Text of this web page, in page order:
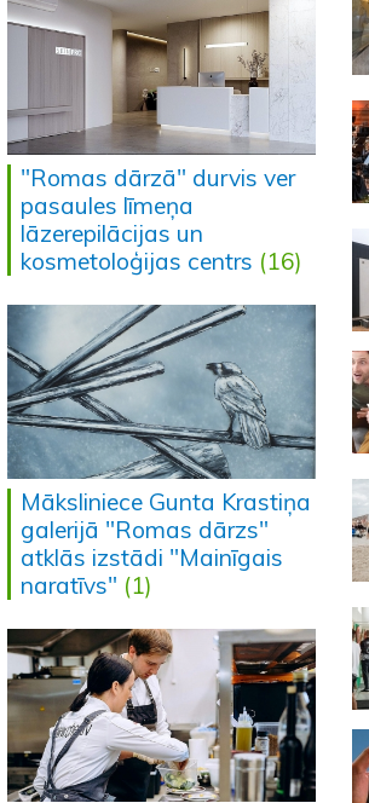
"Romas dārzā" durvis ver
pasaules līmeņa
lāzerepilācijas un
kosmetoloģijas centrs (16)
Māksliniece Gunta Krastiņa
galerijā "Romas dārzs"
atklās izstādi "Mainīgais
naratīvs" (1)